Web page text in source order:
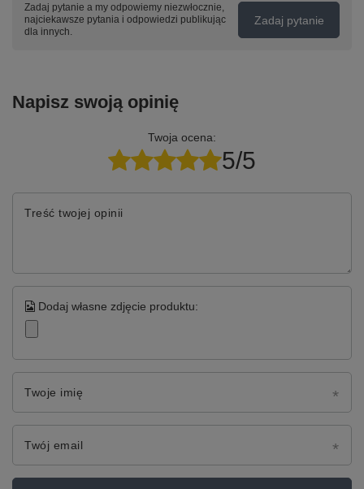
Zadaj pytanie a my odpowiemy niezwłocznie,
najciekawsze pytania i odpowiedzi publikując
dla innych.
Zadaj pytanie
Napisz swoją opinię
Twoja ocena:
5/5
Treść twojej opinii
Dodaj własne zdjęcie produktu:
Twoje imię
Twój email